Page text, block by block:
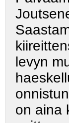
levyn
on aina